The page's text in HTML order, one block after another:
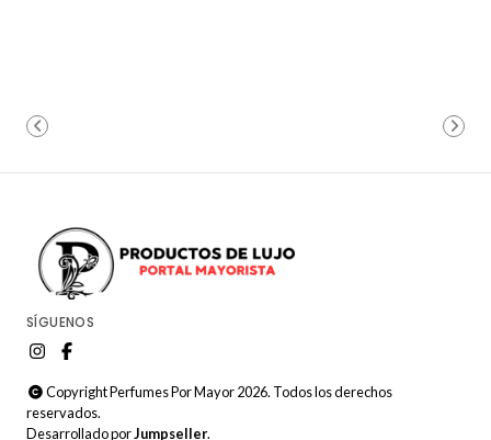
SÍGUENOS
Copyright Perfumes Por Mayor 2026. Todos los derechos
reservados.
Desarrollado porJumpseller.